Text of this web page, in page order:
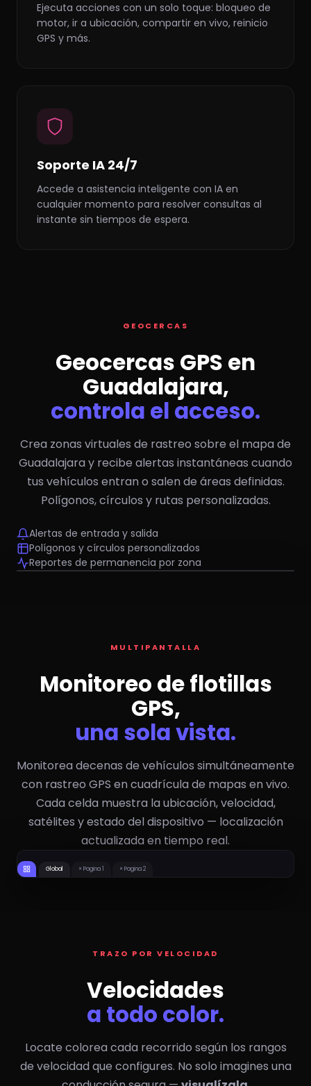
Ejecuta acciones con un solo toque: bloqueo de
motor, ir a ubicación, compartir en vivo, reinicio
GPS y más.
Soporte IA 24/7
Accede a asistencia inteligente con IA en
cualquier momento para resolver consultas al
instante sin tiempos de espera.
GEOCERCAS
Geocercas GPS en
Guadalajara,
controla el acceso.
Crea zonas virtuales de rastreo sobre el mapa de
Guadalajara y recibe alertas instantáneas cuando
tus vehículos entran o salen de áreas definidas.
Polígonos, círculos y rutas personalizadas.
Alertas de entrada y salida
Polígonos y círculos personalizados
Reportes de permanencia por zona
MULTIPANTALLA
Monitoreo de flotillas
GPS,
una sola vista.
Monitorea decenas de vehículos simultáneamente
con rastreo GPS en cuadrícula de mapas en vivo.
Cada celda muestra la ubicación, velocidad,
satélites y estado del dispositivo — localización
actualizada en tiempo real.
1316/1408 MX KM/H
Global × Pagina 1 × Pagina 2
TRAZO POR VELOCIDAD
Velocidades
a todo color.
Locate colorea cada recorrido según los rangos
de velocidad que configures. No solo imagines una